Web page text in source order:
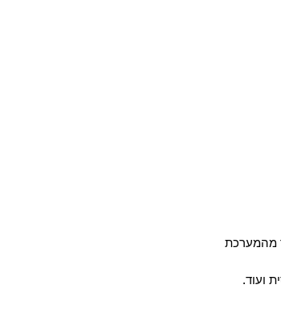
מהמערכת
ועוד.